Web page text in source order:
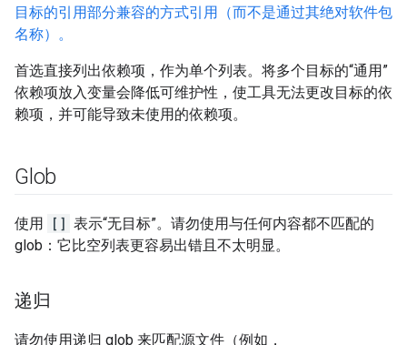
目标的引用部分兼容的方式引用（而不是通过其绝对软件包
名称）。
首选直接列出依赖项，作为单个列表。将多个目标的“通用”
依赖项放入变量会降低可维护性，使工具无法更改目标的依
赖项，并可能导致未使用的依赖项。
Glob
使用 [] 表示“无目标”。请勿使用与任何内容都不匹配的
glob：它比空列表更容易出错且不太明显。
递归
请勿使用递归 glob 来匹配源文件（例如，